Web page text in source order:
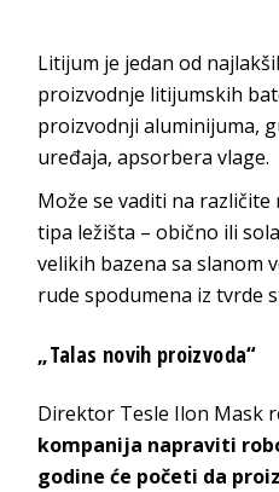
Litijum je jedan od
proizvodnje litijumskih
proizvodnji aluminijuma,
uređaja, apsorbera vlage.
Može se vaditi na
tipa ležišta – obično ili
velikih bazena sa slanom
rude spodumena iz tvrde
„Talas novih proizvoda“
Direktor Tesle Ilon Mask
kompanija napraviti
godine će početi da